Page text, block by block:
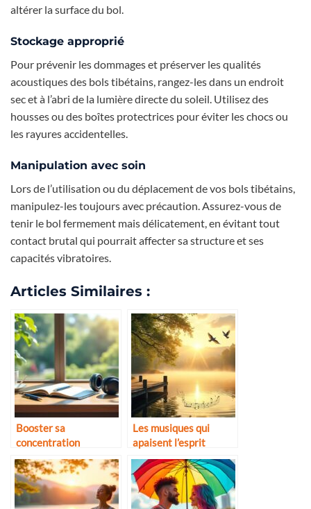
altérer la surface du bol.
Stockage approprié
Pour prévenir les dommages et préserver les qualités
acoustiques des bols tibétains, rangez-les dans un endroit
sec et à l’abri de la lumière directe du soleil. Utilisez des
housses ou des boîtes protectrices pour éviter les chocs ou
les rayures accidentelles.
Manipulation avec soin
Lors de l’utilisation ou du déplacement de vos bols tibétains,
manipulez-les toujours avec précaution. Assurez-vous de
tenir le bol fermement mais délicatement, en évitant tout
contact brutal qui pourrait affecter sa structure et ses
capacités vibratoires.
Articles Similaires :
Booster sa
concentration
naturellement
Les musiques qui
apaisent l’esprit